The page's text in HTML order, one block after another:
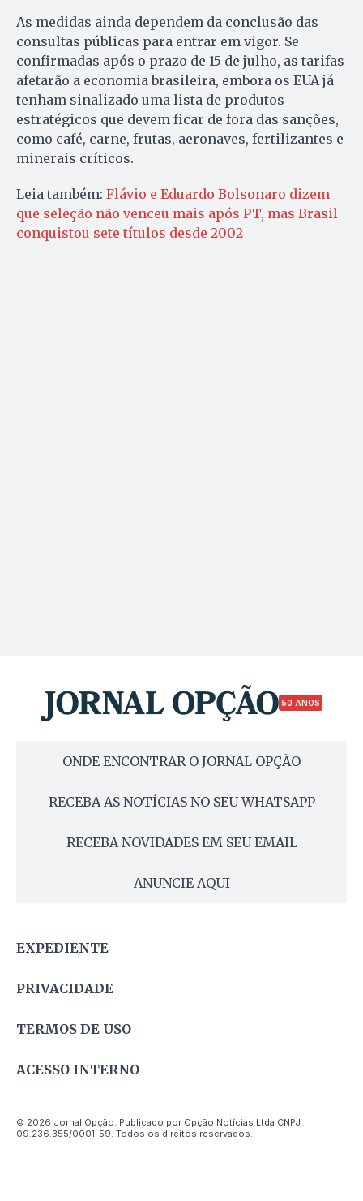
As medidas ainda dependem da conclusão das
consultas públicas para entrar em vigor. Se
confirmadas após o prazo de 15 de julho, as tarifas
afetarão a economia brasileira, embora os EUA já
tenham sinalizado uma lista de produtos
estratégicos que devem ficar de fora das sanções,
como café, carne, frutas, aeronaves, fertilizantes e
minerais críticos.
Leia também: Flávio e Eduardo Bolsonaro dizem
que seleção não venceu mais após PT, mas Brasil
conquistou sete títulos desde 2002
50 ANOS
ONDE ENCONTRAR O JORNAL OPÇÃO
RECEBA AS NOTÍCIAS NO SEU WHATSAPP
RECEBA NOVIDADES EM SEU EMAIL
ANUNCIE AQUI
EXPEDIENTE
PRIVACIDADE
TERMOS DE USO
ACESSO INTERNO
© 2026 Jornal Opção. Publicado por Opção Notícias Ltda CNPJ
09.236.355/0001-59. Todos os direitos reservados.